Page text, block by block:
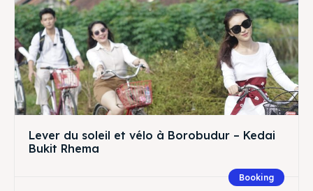
Lever du soleil et vélo à Borobudur – Kedai
Bukit Rhema
Booking